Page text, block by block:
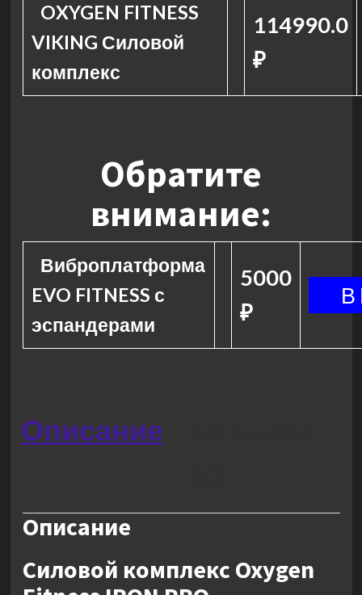
OXYGEN FITNESS
VIKING Силовой
комплекс
114990.0
₽
Обратите
внимание:
Виброплатформа
EVO FITNESS с
эспандерами
5000
₽
Описание
Описание
Силовой комплекс Oxygen